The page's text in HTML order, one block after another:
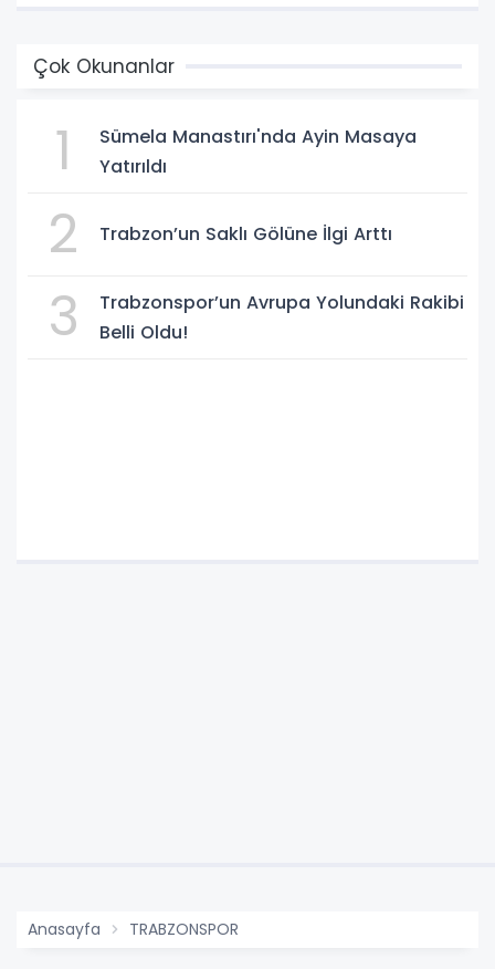
Çok Okunanlar
1
Sümela Manastırı'nda Ayin Masaya
Yatırıldı
2 Trabzon’un Saklı Gölüne İlgi Arttı
3
Trabzonspor’un Avrupa Yolundaki Rakibi
Belli Oldu!
Anasayfa TRABZONSPOR